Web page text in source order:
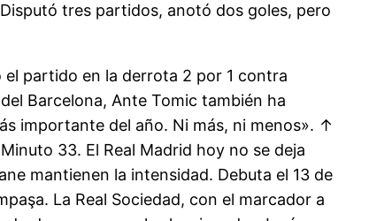
tres partidos, anotó dos goles, pero
partido en la derrota 2 por 1 contra
Barcelona, Ante Tomic también ha
importante del año. Ni más, ni menos». ↑
33. El Real Madrid hoy no se deja
mantienen la intensidad. Debuta el 13 de
La Real Sociedad, con el marcador a